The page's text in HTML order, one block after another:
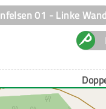
01 - Linke Wand